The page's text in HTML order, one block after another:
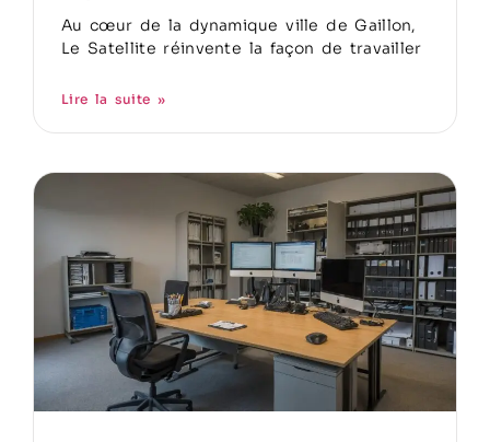
Au cœur de la dynamique ville de Gaillon,
Le Satellite réinvente la façon de travailler
Lire la suite »